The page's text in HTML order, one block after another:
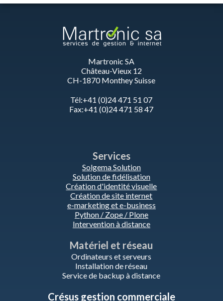
Martronic SA
Château-Vieux 12
CH-1870 Monthey Suisse
Tél:+41 (0)24 471 51 07
Fax:+41 (0)24 471 58 47
Services
Solgema Solution
Solution de fidélisation
Création d'identité visuelle
Création de site internet
e-marketing et e-business
Python / Zope / Plone
Intervention à distance
Matériel et réseau
Ordinateurs et serveurs
Installation de réseau
Service de backup à distance
Crésus gestion commerciale